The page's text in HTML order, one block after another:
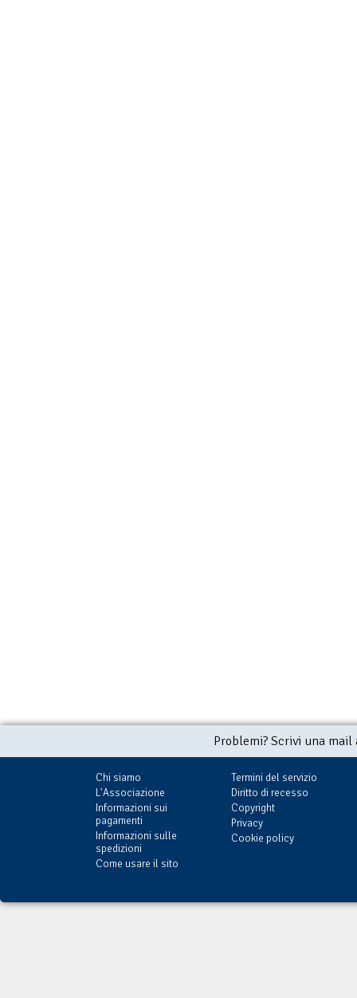
Problemi? Scrivi una
Chi siamo
L'Associazione
Informazioni sui
pagamenti
Informazioni sulle
spedizioni
Come usare il sito
Termini del servizio
Diritto di recesso
Copyright
Privacy
Cookie policy